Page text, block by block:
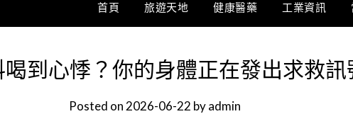
首頁 旅遊天地 健康醫藥 工業資訊
到心悸？你的身體正在發出求救訊
Posted on 2026-06-22 byadmin